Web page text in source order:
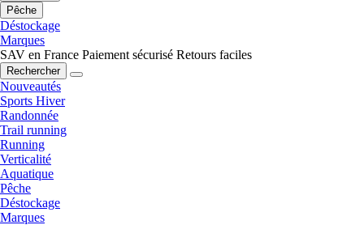
Pêche
Déstockage
Marques
SAV en France Paiement sécurisé Retours faciles
Rechercher
Nouveautés
Sports Hiver
Randonnée
Trail running
Running
Verticalité
Aquatique
Pêche
Déstockage
Marques